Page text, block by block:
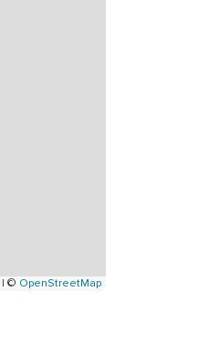
| © OpenStreetMap